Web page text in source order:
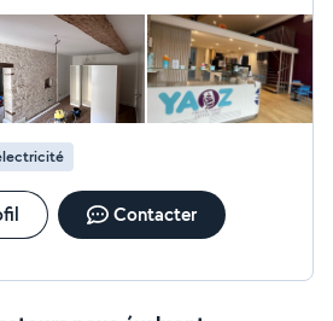
Contacter